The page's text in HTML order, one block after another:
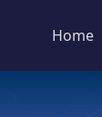
Home